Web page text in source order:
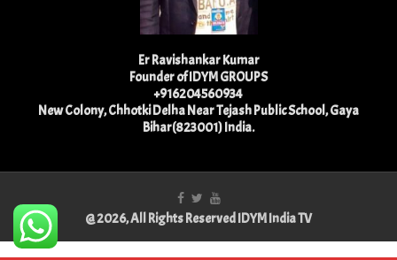
Er Ravishankar Kumar
Founder of IDYM GROUPS
+916204560934
New Colony, Chhotki Delha Near Tejash Public School, Gaya
Bihar(823001) India.
@ 2026, All Rights Reserved IDYM India TV